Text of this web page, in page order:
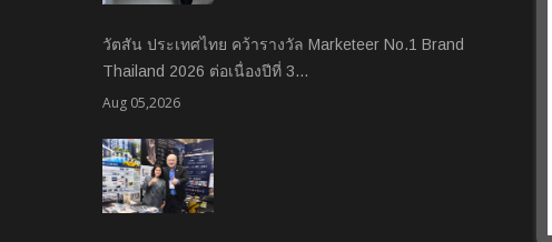
วัตสัน ประเทศไทย คว้ารางวัล Marketeer No.1 Brand
Thailand 2026 ต่อเนื่องปีที่ 3…
Aug 05,2026